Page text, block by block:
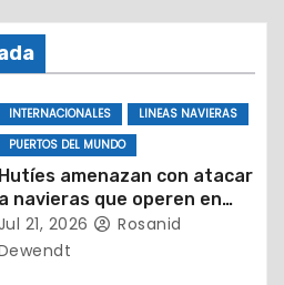
INTERNACIONALES
LINEAS NAVIERAS
PUERTOS DEL MUNDO
Hutíes amenazan con atacar
a navieras que operen en
puertos de Arabia Saudita
Jul 21, 2026
Rosanid